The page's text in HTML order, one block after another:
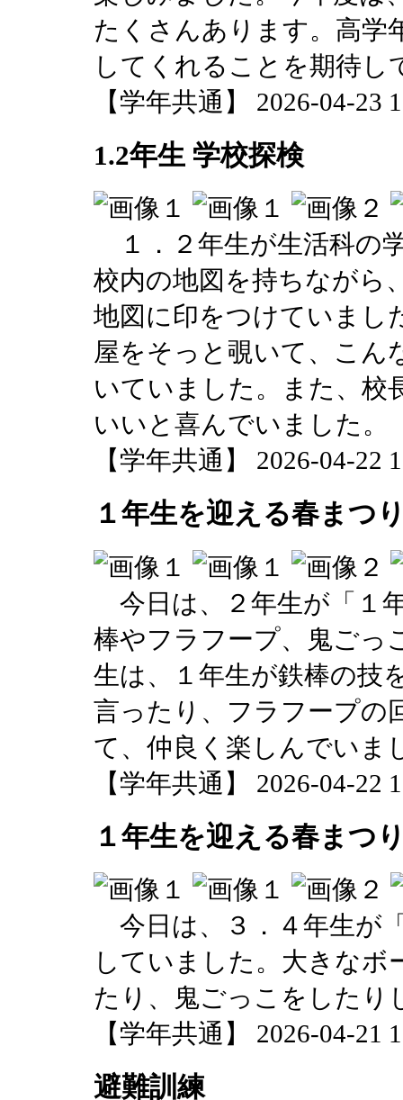
たくさんあります。高学
してくれることを期待し
【学年共通】 2026-04-23
1.2年生 学校探検
１．２年生が生活科の
校内の地図を持ちながら
地図に印をつけていまし
屋をそっと覗いて、こん
いていました。また、校
いいと喜んでいました。
【学年共通】 2026-04-22
１年生を迎える春まつ
今日は、２年生が「１
棒やフラフープ、鬼ごっ
生は、１年生が鉄棒の技
言ったり、フラフープの
て、仲良く楽しんでいま
【学年共通】 2026-04-22
１年生を迎える春まつ
今日は、３．４年生が
していました。大きな
たり、鬼ごっこをしたり
【学年共通】 2026-04-21
避難訓練